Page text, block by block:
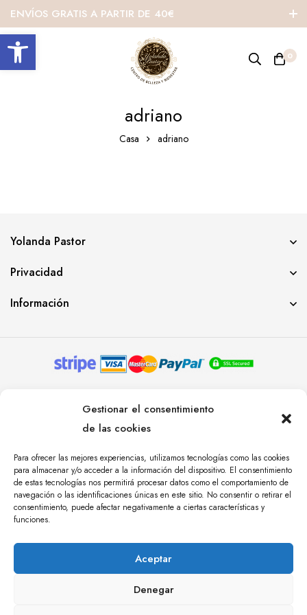
Abrir barra de herramientas
Gestionar el consentimiento
de las cookies
Para ofrecer las mejores experiencias, utilizamos tecnologías como las cookies
para almacenar y/o acceder a la información del dispositivo. El consentimiento
de estas tecnologías nos permitirá procesar datos como el comportamiento de
navegación o las identificaciones únicas en este sitio. No consentir o retirar el
consentimiento, puede afectar negativamente a ciertas características y
funciones.
Aceptar
Denegar
ENVÍOS GRATIS A PARTIR DE 40€
0
adriano
Casa adriano
Yolanda Pastor
Privacidad
Información
RESERVADOS. AGENCIA DE COMUNICACIÓN
ÁNGULO TRES.